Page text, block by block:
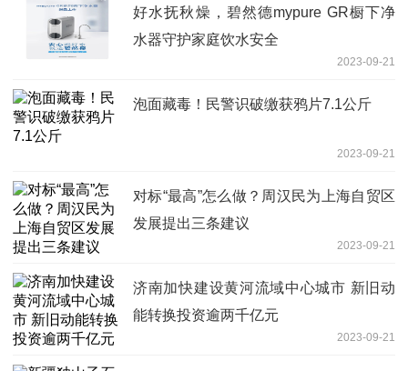
好水抚秋燥，碧然德mypure GR橱下净
水器守护家庭饮水安全
2023-09-21
泡面藏毒！民警识破缴获鸦片7.1公斤
2023-09-21
对标“最高”怎么做？周汉民为上海自贸区
发展提出三条建议
2023-09-21
济南加快建设黄河流域中心城市 新旧动
能转换投资逾两千亿元
2023-09-21